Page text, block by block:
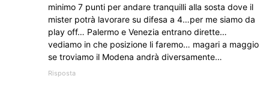
minimo 7 punti per andare tranquilli alla sosta dove il
mister potrà lavorare su difesa a 4…per me siamo da
play off… Palermo e Venezia entrano dirette…
vediamo in che posizione li faremo… magari a maggio
se troviamo il Modena andrà diversamente…
Risposta